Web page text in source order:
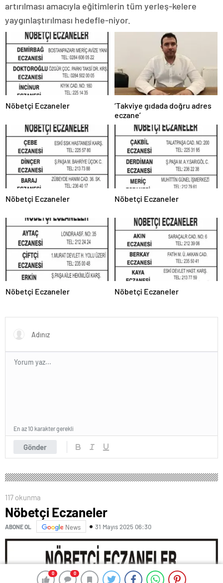
0 0
artırılması amacıyla eğitimlerin tüm yerleş-kelere
yaygınlaştırılması hedefle-niyor.
Nöbetçi Eczaneler
‘Takviye gıdada doğru adres
eczane’
Nöbetçi Eczaneler Nöbetçi Eczaneler
Nöbetçi Eczaneler Nöbetçi Eczaneler
Gönder
En az 10 karakter gerekli
117 okunma
Nöbetçi Eczaneler
ABONE OL News 31 Mayıs 2025 06:30
0 0